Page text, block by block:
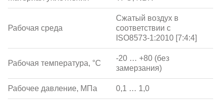
Рабочая среда
Сжатый воздух в
соответствии с
ISO8573-1:2010 [7:4:4]
Рабочая температура, °С
-20 … +80 (без
замерзания)
Рабочее давление, МПа 0,1 … 1,0